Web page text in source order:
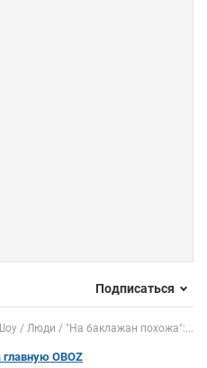
Подписаться
Люди "На баклажан похожа":...
OBOZ